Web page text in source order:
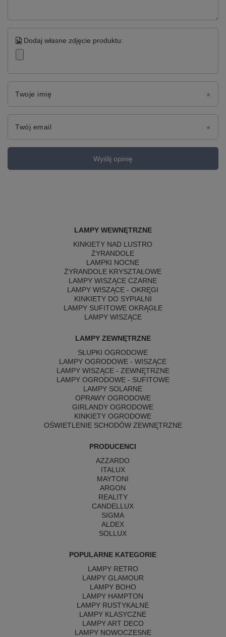
Dodaj własne zdjęcie produktu:
Twoje imię
Twój email
Wyślij opinię
LAMPY WEWNĘTRZNE
KINKIETY NAD LUSTRO
ŻYRANDOLE
LAMPKI NOCNE
ŻYRANDOLE KRYSZTAŁOWE
LAMPY WISZĄCE CZARNE
LAMPY WISZĄCE - OKRĘGI
KINKIETY DO SYPIALNI
LAMPY SUFITOWE OKRĄGŁE
LAMPY WISZĄCE
LAMPY ZEWNĘTRZNE
SŁUPKI OGRODOWE
LAMPY OGRODOWE - WISZĄCE
LAMPY WISZĄCE - ZEWNĘTRZNE
LAMPY OGRODOWE - SUFITOWE
LAMPY SOLARNE
OPRAWY OGRODOWE
GIRLANDY OGRODOWE
KINKIETY OGRODOWE
OŚWIETLENIE SCHODÓW ZEWNĘTRZNE
PRODUCENCI
AZZARDO
ITALUX
MAYTONI
ARGON
REALITY
CANDELLUX
SIGMA
ALDEX
SOLLUX
POPULARNE KATEGORIE
LAMPY RETRO
LAMPY GLAMOUR
LAMPY BOHO
LAMPY HAMPTON
LAMPY RUSTYKALNE
LAMPY KLASYCZNE
LAMPY ART DECO
LAMPY NOWOCZESNE